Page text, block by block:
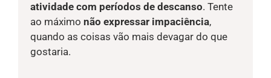
atividade com períodos de descanso. Tente
ao máximo não expressar impaciência,
quando as coisas vão mais devagar do que
gostaria.